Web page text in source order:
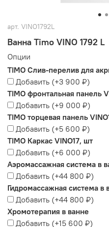
арт. VINO1792L
Ванна Timo VINO 1792 L
Опции
TIMO Слив-перелив для
Добавить (+3 900 ₽)
TIMO фронтальная панель
Добавить (+9 000 ₽)
TIMO торцевая панель
Добавить (+5 600 ₽)
TIMO Каркас VINO17, шт
Добавить (+6 000 ₽)
Аэромассажная система в
Добавить (+44 800 ₽)
Гидромассажная система в
Добавить (+44 800 ₽)
Хромотерапия в ванне
Добавить (+15 600 ₽)